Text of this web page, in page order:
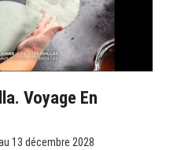
Voyage En
13 décembre 2028